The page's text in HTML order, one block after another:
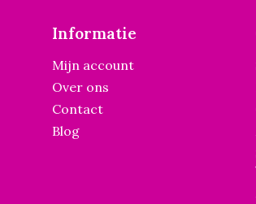
Informatie
Mijn account
Over ons
Contact
Blog